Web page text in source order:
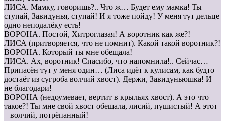
ЛИСА. Мамку, говоришь?.. Что ж… Будет ему мамка! Ты
ступай, Завидунья, ступай! И я тоже пойду! У меня тут дельце
одно неподалёку есть!
ВОРОНА. Постой, Хитроглазая! А воротник как же?!
ЛИСА (притворяется, что не помнит). Какой такой воротник?!
ВОРОНА. Который ты мне обещала!
ЛИСА. Ах, воротник! Спасибо, что напомнила!.. Сейчас…
Припасён тут у меня один… (Лиса идёт к кулисам, как будто
достаёт из сугроба волчий хвост). Держи, Завидуньюшка! И
не благодари!
ВОРОНА (недоумевает, вертит в крыльях хвост). А это что
такое?! Ты мне свой хвост обещала, лисий, пушистый! А этот
– волчий, потрёпанный!